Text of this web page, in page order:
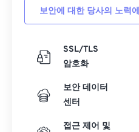
보안에 대한 당사의 노력
SSL/TLS
암호화
보안 데이터
센터
접근 제어 및